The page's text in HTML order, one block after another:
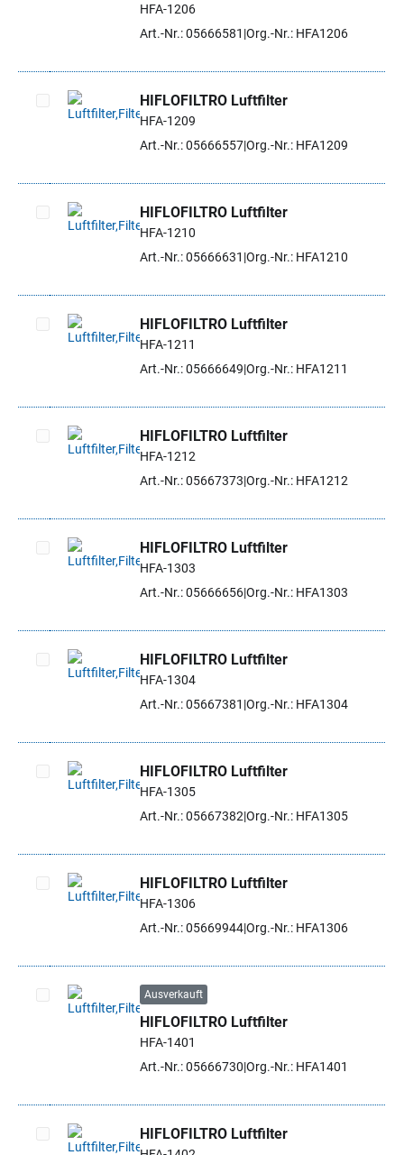
HFA-1206
Art.-Nr.: 05666581 Org.-Nr.: HFA1206
Artikel auswählen
HIFLOFILTRO Luftfilter
HFA-1209
Art.-Nr.: 05666557Org.-Nr.: HFA1209
Artikel auswählen
HIFLOFILTRO Luftfilter
HFA-1210
Art.-Nr.: 05666631 Org.-Nr.: HFA1210
Artikel auswählen
HIFLOFILTRO Luftfilter
HFA-1211
Art.-Nr.: 05666649 Org.-Nr.: HFA1211
Artikel auswählen
HIFLOFILTRO Luftfilter
HFA-1212
Art.-Nr.: 05667373 Org.-Nr.: HFA1212
Artikel auswählen
HIFLOFILTRO Luftfilter
HFA-1303
Art.-Nr.: 05666656Org.-Nr.: HFA1303
Artikel auswählen
HIFLOFILTRO Luftfilter
HFA-1304
Art.-Nr.: 05667381 Org.-Nr.: HFA1304
Artikel auswählen
HIFLOFILTRO Luftfilter
HFA-1305
Art.-Nr.: 05667382 Org.-Nr.: HFA1305
Artikel auswählen
HIFLOFILTRO Luftfilter
HFA-1306
Art.-Nr.: 05669944Org.-Nr.: HFA1306
Artikel auswählen
Ausverkauft
HIFLOFILTRO Luftfilter
HFA-1401
Art.-Nr.: 05666730 Org.-Nr.: HFA1401
HIFLOFILTRO Luftfilter